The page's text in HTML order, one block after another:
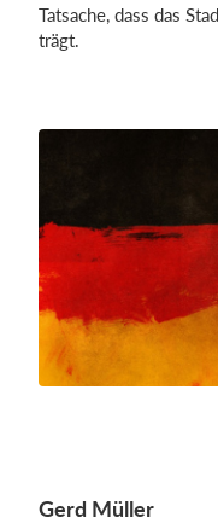
Tatsache, dass das
trägt.
Gerd Müller